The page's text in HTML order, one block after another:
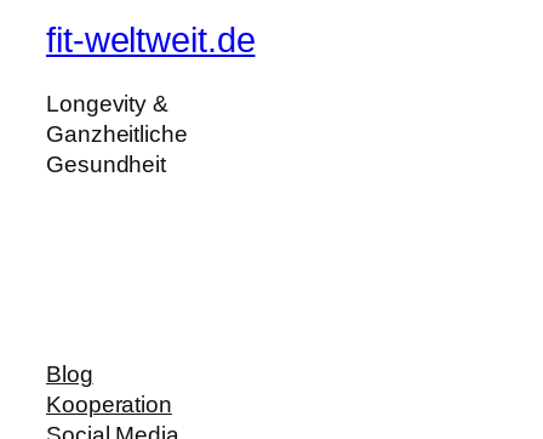
fit-weltweit.de
Longevity &
Ganzheitliche
Gesundheit
Blog
Kooperation